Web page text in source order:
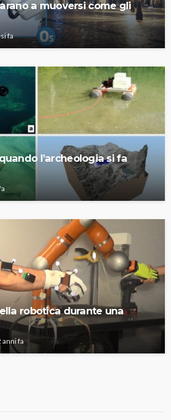
a muoversi come gli
fa
l’archeologia si fa
robotica durante una
anni fa